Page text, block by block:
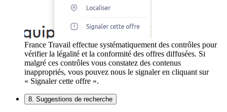
France Travail effectue systématiquement des contrôles pour
vérifier la légalité et la conformité des offres diffusées. Si
malgré ces contrôles vous constatez des contenus
inappropriés, vous pouvez nous le signaler en cliquant sur
« Signaler cette offre ».
8. Suggestions de recherche